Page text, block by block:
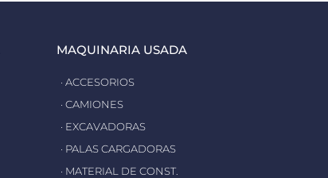
MAQUINARIA USADA
· ACCESORIOS
· CAMIONES
· EXCAVADORAS
· PALAS CARGADORAS
· MATERIAL DE CONST.